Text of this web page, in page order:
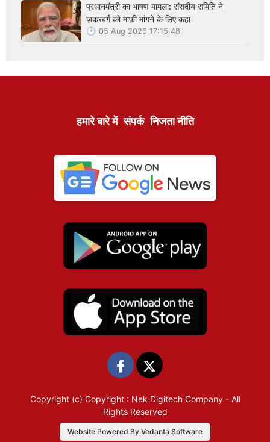
प्रधानमंत्री का भाषण मामला: संसदीय समिति ने
ज़करबर्ग को माफ़ी मांगने के लिए कहा
05 Aug 2026 17:15:48
हमारे बारे में संपर्क निजता नीति
Copyright (c) Copyright : Nek Digitech Company- All
Rights Reserved
Website Powered By Vedanta Software